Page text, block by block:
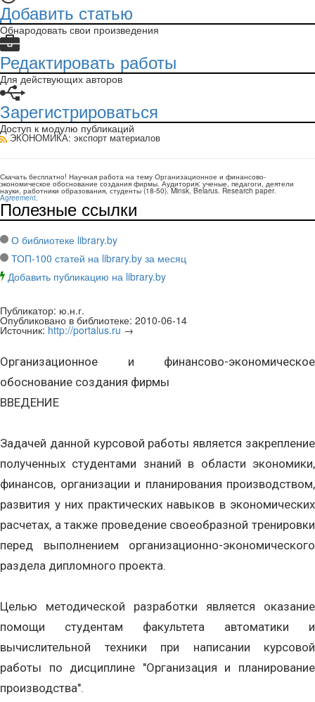
Добавить статью
Обнародовать свои произведения
Редактировать работы
Для действующих авторов
Зарегистрироваться
Доступ к модулю публикаций
ЭКОНОМИКА: экспорт материалов
Скачать бесплатно! Научная работа на тему Организационное и финансово-
экономическое обоснование создания фирмы. Аудитория: ученые, педагоги, деятели
науки, работники образования, студенты (18-50).Minsk, Belarus. Research paper.
Agreement.
Полезные ссылки
О библиотеке library.by
ТОП-100 статей на library.by за месяц
Добавить публикацию на library.by
Публикатор: ю.н.г.
Опубликовано в библиотеке: 2010-06-14
Источник: http://portalus.ru →
Организационное и финансово-экономическое
обоснование создания фирмы
ВВЕДЕНИЕ
Задачей данной курсовой работы является закрепление
полученных студентами знаний в области экономики,
финансов, организации и планирования производством,
развития у них практических навыков в экономических
расчетах, а также проведение своеобразной тренировки
перед выполнением организационно-экономического
раздела дипломного проекта.
Целью методической разработки является оказание
помощи студентам факультета автоматики и
вычислительной техники при написании курсовой
работы по дисциплине "Организация и планирование
производства".